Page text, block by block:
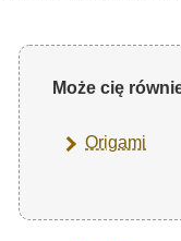
Może cię
Origami